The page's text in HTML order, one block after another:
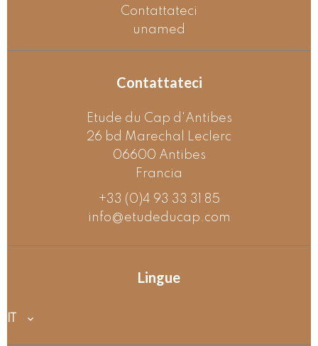
Contattateci
unamed
Contattateci
Etude du Cap d'Antibes
26 bd Marechal Leclerc
06600 Antibes
Francia
+33 (0)4 93 33 31 85
info@etudeducap.com
Lingue